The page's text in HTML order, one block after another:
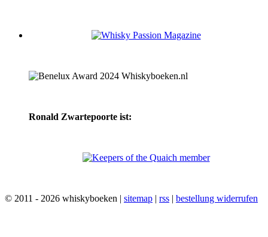
Ronald Zwartepoorte ist:
© 2011 - 2026 whiskyboeken | sitemap | rss | bestellung widerrufen